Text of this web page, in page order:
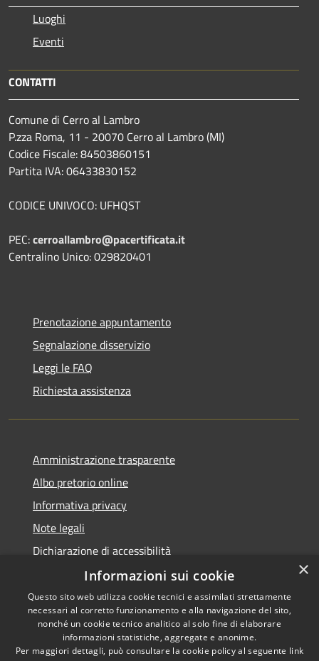
Luoghi
Eventi
CONTATTI
Comune di Cerro al Lambro
P.zza Roma, 11 - 20070 Cerro al Lambro (MI)
Codice Fiscale: 84503860151
Partita IVA: 06433830152
CODICE UNIVOCO: UFHQST
PEC:cerroallambro@pacertificata.it
Centralino Unico: 029820401
Prenotazione appuntamento
Segnalazione disservizio
Leggi le FAQ
Richiesta assistenza
Amministrazione trasparente
Albo pretorio online
Informativa privacy
Note legali
Dichiarazione di accessibilità
Accessibilità
Privacy
Copyright © 2026 • Comune di
Cerro al Lambro • Powered by
Municipium•Accesso
×
Informazioni sui cookie
Questo sito web utilizza cookie tecnici e assimilati strettamente
necessari al corretto funzionamento e alla navigazione del sito,
nonché un cookie tecnico analitico al solo fine di elaborare
informazioni statistiche, aggregate e anonime.
Per maggiori dettagli, può consultare la cookie policy al seguente link